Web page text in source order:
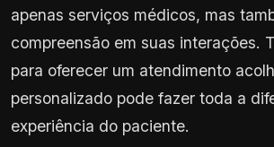
apenas serviços médicos, mas
compreensão em suas interações.
para oferecer um atendimento
personalizado pode fazer toda a
experiência do paciente.